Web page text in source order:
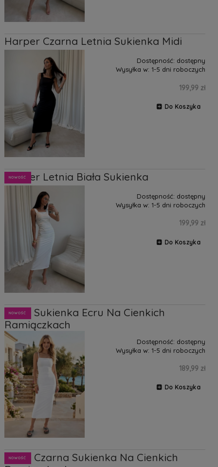
Harper Czarna Letnia Sukienka Midi
Dostępność: dostępny
Wysyłka w: 1-5 dni roboczych
199,99 zł
Do Koszyka
Harper Letnia Biała Sukienka
Dostępność: dostępny
Wysyłka w: 1-5 dni roboczych
199,99 zł
Do Koszyka
NOWOŚĆ
Naya Sukienka Ecru Na Cienkich
Ramiączkach
Dostępność: dostępny
Wysyłka w: 1-5 dni roboczych
189,99 zł
Do Koszyka
NOWOŚĆ
Naya Czarna Sukienka Na Cienkich
NOWOŚĆ